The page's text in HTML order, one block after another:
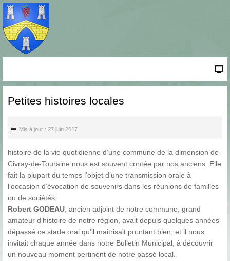
Petites histoires locales
Mis à jour : 27 juin 2017
histoire de la vie quotidienne d’une commune de la dimension de
Civray-de-Touraine nous est souvent contée par nos anciens. Elle
fait la plupart du temps l’objet d’une transmission orale à
l’occasion d’évocation de souvenirs dans les réunions de familles
ou de sociétés.
Robert GODEAU , ancien adjoint de notre commune, grand
amateur d’histoire de notre région, avait depuis quelques années
dépassé ce stade oral qu’il maitrisait pourtant bien, et il nous
invitait chaque année dans notre Bulletin Municipal, à découvrir
un nouveau moment pertinent de notre passé local.